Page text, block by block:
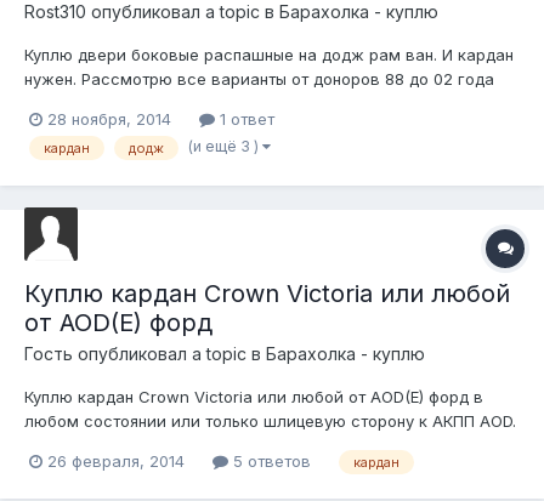
Rost310 опубликовал a topic в Барахолка - куплю
Куплю двери боковые распашные на додж рам ван. И кардан
нужен. Рассмотрю все варианты от доноров 88 до 02 года
28 ноября, 2014 1 ответ
кардан додж (и ещё 3 )
Куплю кардан Crown Victoria или любой
от AOD(E) форд
Гость опубликовал a topic в Барахолка - куплю
Куплю кардан Crown Victoria или любой от AOD(E) форд в
любом состоянии или только шлицевую сторону к АКПП AOD.
26 февраля, 2014 5 ответов кардан